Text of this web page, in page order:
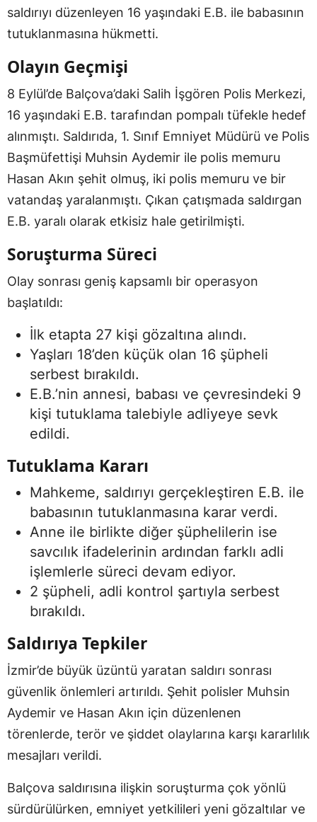
saldırıyı düzenleyen 16 yaşındaki E.B. ile babasının
tutuklanmasına hükmetti.
Olayın Geçmişi
8 Eylül’de Balçova’daki Salih İşgören Polis Merkezi,
16 yaşındaki E.B. tarafından pompalı tüfekle hedef
alınmıştı. Saldırıda, 1. Sınıf Emniyet Müdürü ve Polis
Başmüfettişi Muhsin Aydemir ile polis memuru
Hasan Akın şehit olmuş, iki polis memuru ve bir
vatandaş yaralanmıştı. Çıkan çatışmada saldırgan
E.B. yaralı olarak etkisiz hale getirilmişti.
Soruşturma Süreci
Olay sonrası geniş kapsamlı bir operasyon
başlatıldı:
İlk etapta 27 kişi gözaltına alındı.
Yaşları 18’den küçük olan 16 şüpheli
serbest bırakıldı.
E.B.’nin annesi, babası ve çevresindeki 9
kişi tutuklama talebiyle adliyeye sevk
edildi.
Tutuklama Kararı
Mahkeme, saldırıyı gerçekleştiren E.B. ile
babasının tutuklanmasına karar verdi.
Anne ile birlikte diğer şüphelilerin ise
savcılık ifadelerinin ardından farklı adli
işlemlerle süreci devam ediyor.
2 şüpheli, adli kontrol şartıyla serbest
bırakıldı.
Saldırıya Tepkiler
İzmir’de büyük üzüntü yaratan saldırı sonrası
güvenlik önlemleri artırıldı. Şehit polisler Muhsin
Aydemir ve Hasan Akın için düzenlenen
törenlerde, terör ve şiddet olaylarına karşı kararlılık
mesajları verildi.
Balçova saldırısına ilişkin soruşturma çok yönlü
sürdürülürken, emniyet yetkilileri yeni gözaltılar ve